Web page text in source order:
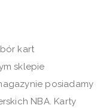
kart
sklepie
posiadamy
NBA. Karty